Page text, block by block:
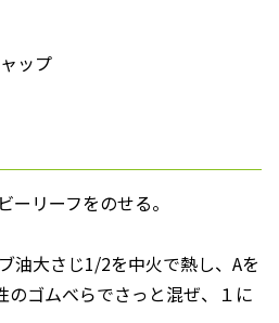
ップ
リーフをのせる。
大さじ1/2を中火で熱し、Aを
ゴムべらでさっと混ぜ、１に